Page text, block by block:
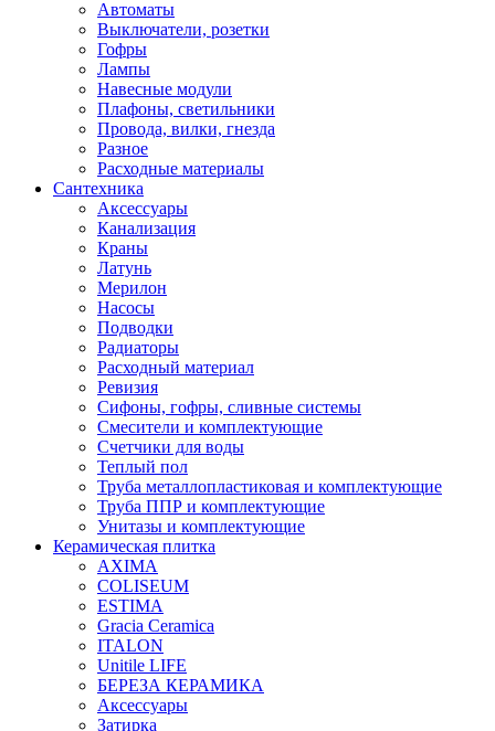
Автоматы
Выключатели, розетки
Гофры
Лампы
Навесные модули
Плафоны, светильники
Провода, вилки, гнезда
Разное
Расходные материалы
Сантехника
Аксессуары
Канализация
Краны
Латунь
Мерилон
Насосы
Подводки
Радиаторы
Расходный материал
Ревизия
Сифоны, гофры, сливные системы
Смесители и комплектующие
Счетчики для воды
Теплый пол
Труба металлопластиковая и комплектующие
Труба ППР и комплектующие
Унитазы и комплектующие
Керамическая плитка
AXIMA
COLISEUM
ESTIMA
Gracia Ceramica
ITALON
Unitile LIFE
БЕРЕЗА КЕРАМИКА
Аксессуары
Затирка